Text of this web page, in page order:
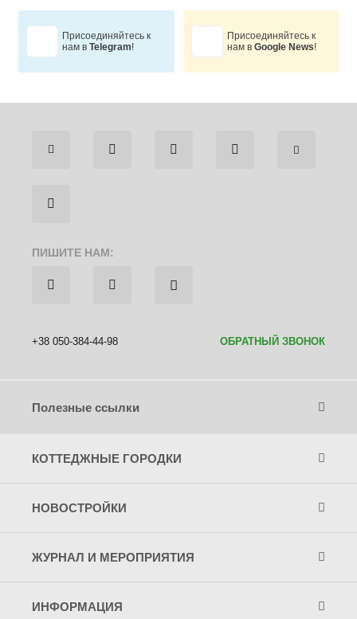
Присоединяйтесь к
нам в Telegram!
Присоединяйтесь к
нам в Google News!
ПИШИТЕ НАМ:
+38 050-384-44-98 ОБРАТНЫЙ ЗВОНОК
Полезные ссылки
КОТТЕДЖНЫЕ ГОРОДКИ
НОВОСТРОЙКИ
ЖУРНАЛ И МЕРОПРИЯТИЯ
ИНФОРМАЦИЯ